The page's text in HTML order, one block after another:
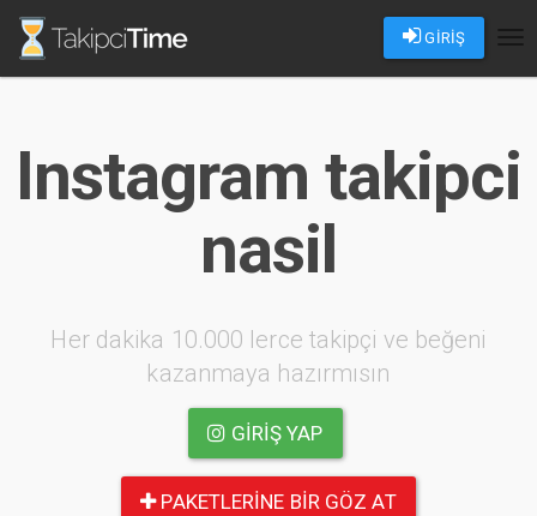
GİRİŞ
Instagram takipci
nasil
Her dakika 10.000 lerce takipçi ve beğeni
kazanmaya hazırmısın
GIRIŞ YAP
PAKETLERINE BIR GÖZ AT